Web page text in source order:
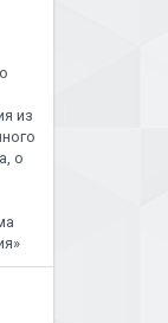
из
о